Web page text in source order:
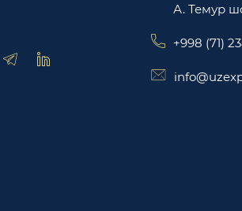
А. Темур
+998 (71)